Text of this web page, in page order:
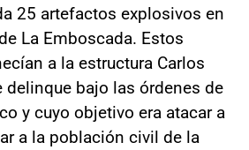
25 artefactos explosivos en
La Emboscada. Estos
a la estructura Carlos
delinque bajo las órdenes de
y cuyo objetivo era atacar a
a la población civil de la